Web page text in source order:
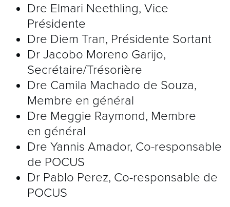
Dre Elmari Neethling, Vice
Présidente
Dre Diem Tran, Présidente Sortant
Dr Jacobo Moreno Garijo,
Secrétaire/Trésorière
Dre Camila Machado de Souza,
Membre en général
Dre Meggie Raymond, Membre
en général
Dre Yannis Amador, Co-responsable
de POCUS
Dr Pablo Perez, Co-responsable de
POCUS